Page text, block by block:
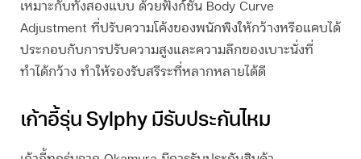
เหมาะกับทั้งสองแบบ ด้วยฟังก์ชัน Body Curve
Adjustment ที่ปรับความโค้งของพนักพิงให้กว้างหรือแคบได้
ประกอบกับการปรับความสูงและความลึกของเบาะนั่งที่
ทำได้กว้าง ทำให้รองรับสรีระที่หลากหลายได้ดี
เก้าอี้รุ่น Sylphy มีรับประกันไหม